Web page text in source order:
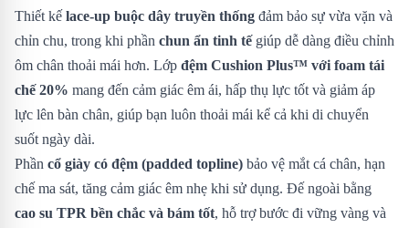
Thiết kế lace-up buộc dây truyền thống đảm bảo sự vừa vặn và
chỉn chu, trong khi phần chun ẩn tinh tếgiúp dễ dàng điều chỉnh
ôm chân thoải mái hơn. Lớp đệm Cushion Plus™ với foam tái
chế 20% mang đến cảm giác êm ái, hấp thụ lực tốt và giảm áp
lực lên bàn chân, giúp bạn luôn thoải mái kể cả khi di chuyển
suốt ngày dài.
Phần cổ giày có đệm (padded topline) bảo vệ mắt cá chân, hạn
chế ma sát, tăng cảm giác êm nhẹ khi sử dụng. Đế ngoài bằng
cao su TPR bền chắc và bám tốt, hỗ trợ bước đi vững vàng và